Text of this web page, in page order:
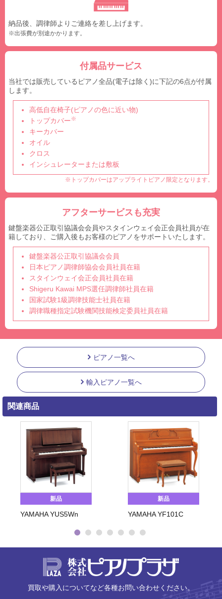
納品後、調律師よりご連絡を差し上げます。
※出張費が別途かかります。
付属品サービス
当社では販売しているピアノ全品(電子は除く)に下記の6点が付属
します。
高低自在椅子(ピアノの色に近い物)
トップカバー※
キーカバー
オイル
クロス
インシュレーターまたは敷板
※トップカバーはアップライトピアノ限定となります。
アフターサービスも充実
鍵盤楽器公正取引協議会会員やスタインウェイ会正会員社員が在
籍しており、ご購入後もお客様のピアノをサポートいたします。
鍵盤楽器公正取引協議会会員
日本ピアノ調律師協会会員社員在籍
スタインウェイ会正会員社員在籍
Shigeru Kawai MPS選任調律師社員在籍
国家試験1級調律技能士社員在籍
調律職種指定試験機関技能検定委員社員在籍
ピアノ一覧へ
輸入ピアノ一覧へ
関連商品
新品
YAMAHA YUS5Wn
新品
YAMAHA YF101C
買取や購入についてなど各種お問い合わせください。